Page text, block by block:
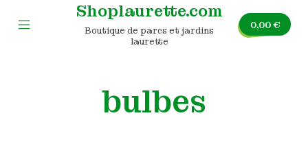
content
Shoplaurette.com
Boutique de parcs et jardins
laurette
0,00€
bulbes